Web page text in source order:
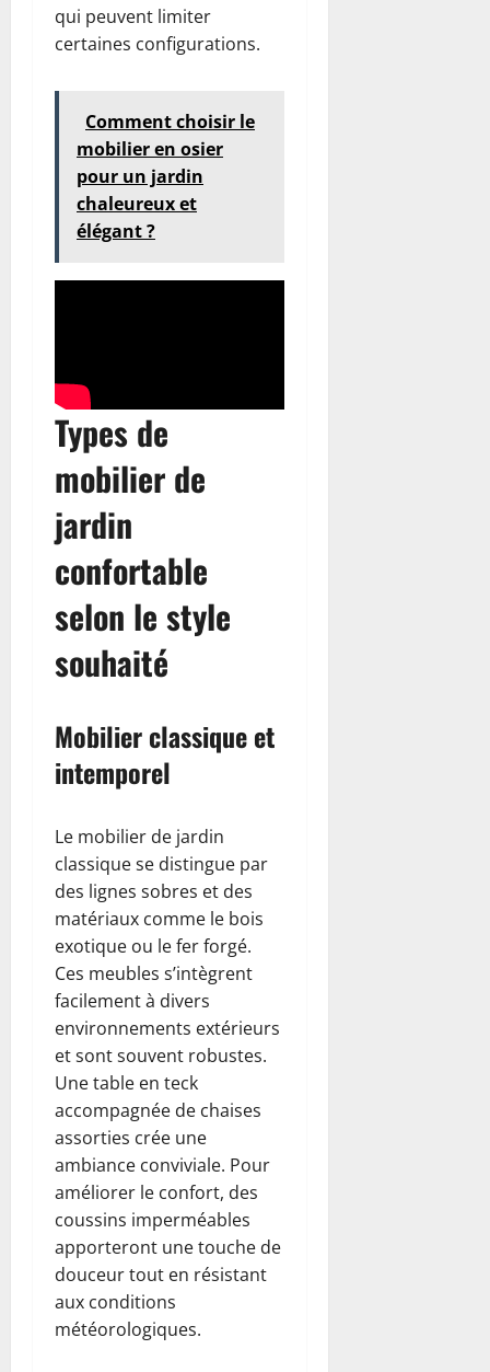
qui peuvent limiter
certaines configurations.
Comment choisir le
mobilier en osier
pour un jardin
chaleureux et
élégant ?
Types de
mobilier de
jardin
confortable
selon le style
souhaité
Mobilier classique et
intemporel
Le mobilier de jardin
classique se distingue par
des lignes sobres et des
matériaux comme le bois
exotique ou le fer forgé.
Ces meubles s’intègrent
facilement à divers
environnements extérieurs
et sont souvent robustes.
Une table en teck
accompagnée de chaises
assorties crée une
ambiance conviviale. Pour
améliorer le confort, des
coussins imperméables
apporteront une touche de
douceur tout en résistant
aux conditions
météorologiques.